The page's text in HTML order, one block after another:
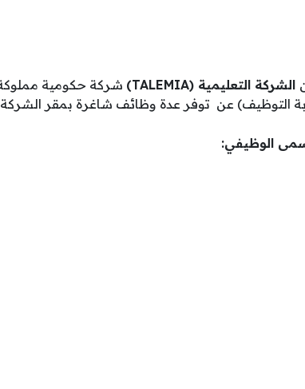
الشركة التعليمية (TALEMIA)
شركة حكومية مملوكة
التوظيف) عن توفر عدة وظائف شاغرة بمقر الشركة
الوظيفي: